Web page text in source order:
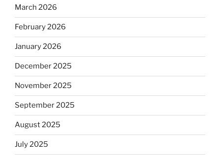
March 2026
February 2026
January 2026
December 2025
November 2025
September 2025
August 2025
July 2025